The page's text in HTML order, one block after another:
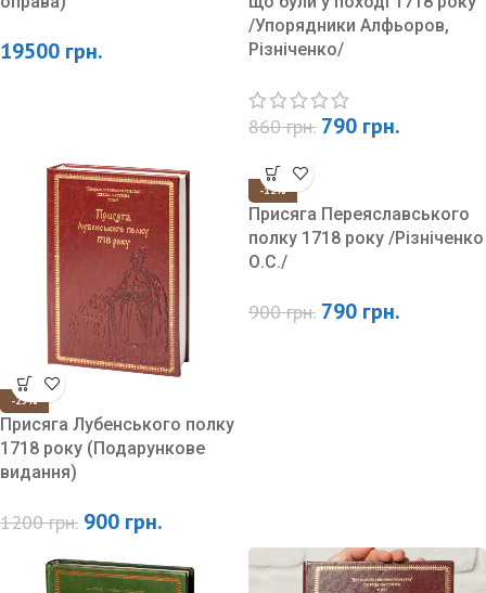
19500 грн.
/Упорядники Алфьоров,
Різніченко/
860грн. 790 грн.
-25%
Присяга Лубенського полку
1718 року (Подарункове
видання)
1200грн. 900 грн.